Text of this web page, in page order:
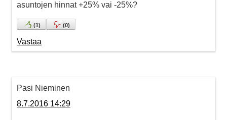
asuntojen hinnat +25% vai -25%?
(1) (0)
Vastaa
Pasi Nieminen
8.7.2016 14:29